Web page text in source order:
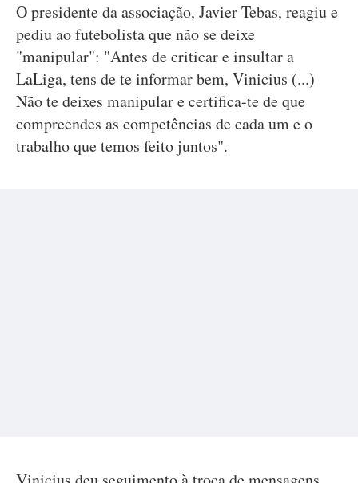
O presidente da associação, Javier Tebas, reagiu e
pediu ao futebolista que não se deixe
"manipular": "Antes de criticar e insultar a
LaLiga, tens de te informar bem, Vinicius (...)
Não te deixes manipular e certifica-te de que
compreendes as competências de cada um e o
trabalho que temos feito juntos".